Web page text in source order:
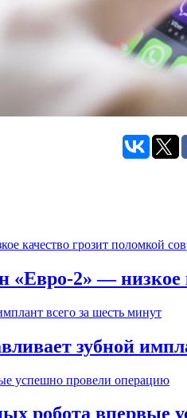
«Евро-2» —
зубной
робота впервые